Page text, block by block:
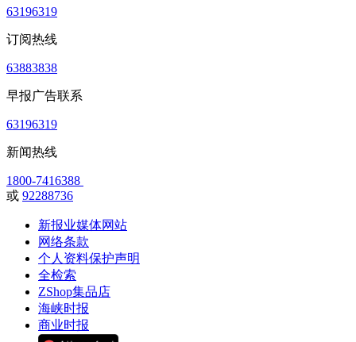
63196319
订阅热线
63883838
早报广告联系
63196319
新闻热线
1800-7416388
或 92288736
新报业媒体网站
网络条款
个人资料保护声明
全检索
ZShop集品店
海峡时报
商业时报